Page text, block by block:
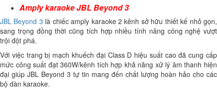
Amply karaoke JBL Beyond 3
JBL Beyond 3 là chiếc amply karaoke 2 kênh sở hữu thiết kế nhỏ gọn,
sang trọng đồng thời cũng tích hợp nhiều tính năng công nghệ vượt
trội đột phá.
Với việc trang bị mạch khuếch đại Class D hiệu suất cao đã cung cấp
mức công suất đạt 360W/kênh tích hợp khả năng xử lý âm thanh hiện
đại giúp JBL Beyond 3 tự tin mang đến chất lượng hoàn hảo cho các
bộ dàn karaoke.